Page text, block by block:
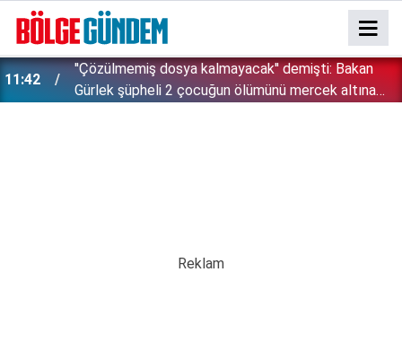
11:42
''Çözülmemiş dosya kalmayacak'' demişti: Bakan
Gürlek şüpheli 2 çocuğun ölümünü mercek altına